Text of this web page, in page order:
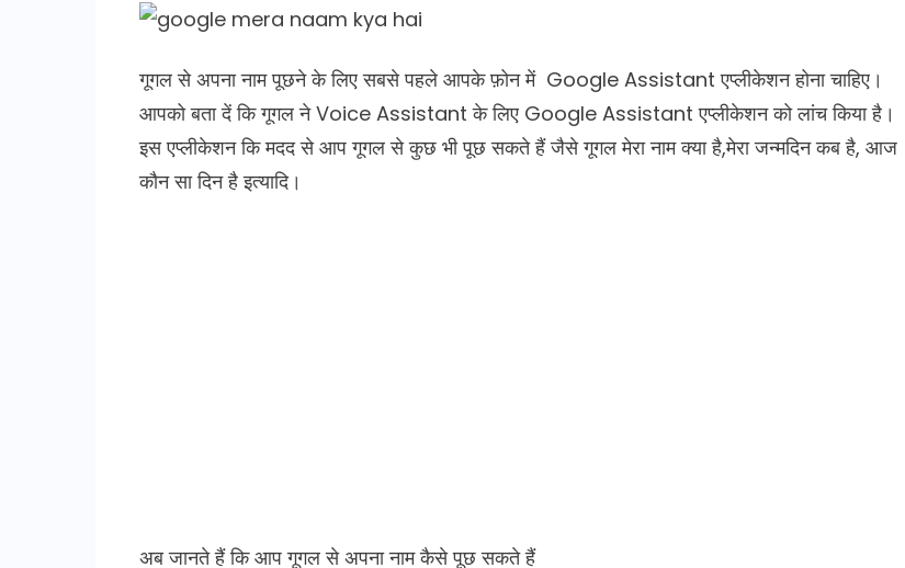
गूगल से अपना नाम पूछने के लिए सबसे पहले आपके फ़ोन में Google Assistant एप्लीकेशन होना चाहिए।
आपको बता दें कि गूगल ने Voice Assistant के लिए Google Assistant एप्लीकेशन को लांच किया है।
इस एप्लीकेशन कि मदद से आप गूगल से कुछ भी पूछ सकते हैं जैसे गूगल मेरा नाम क्या है,मेरा जन्मदिन कब है, आज
कौन सा दिन है इत्यादि।
अब जानते हैं कि आप गूगल से अपना नाम कैसे पूछ सकते हैं